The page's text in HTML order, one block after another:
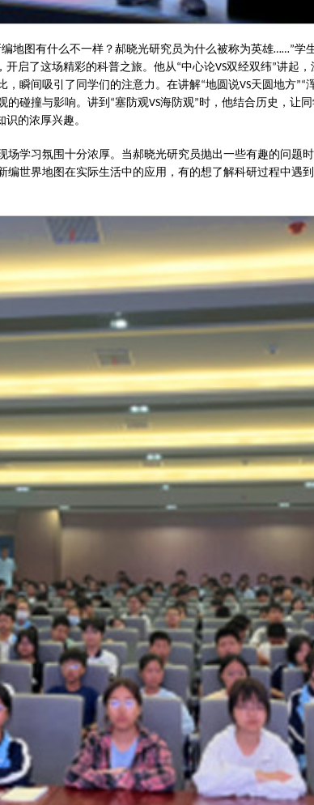
编地图有什么不一样？郝晓光研究员为什么被称为英雄……”学
开启了这场精彩的科普之旅。他从“中心论VS双经双纬”讲起，
，瞬间吸引了同学们的注意力。在讲解“地圆说VS天圆地方”“
的碰撞与影响。讲到 “塞防观VS海防观”时，他结合历史，让
的浓厚兴趣。
学习氛围十分浓厚。当郝晓光研究员抛出一些有趣的问题
世界地图在实际生活中的应用，有的想了解科研过程中遇